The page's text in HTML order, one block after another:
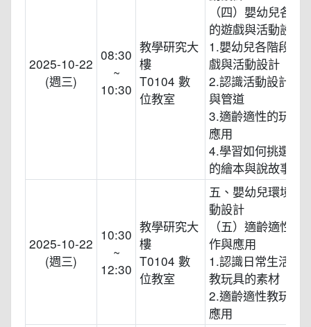
2025-10-22
(週三)
08:30
~
10:30
教學研究大
樓
T0104 數
位教室
（四）嬰幼兒各階
的遊戲與活動設計
1.嬰幼兒各階段發
戲與活動設計
2.認識活動設計參
與管道
3.適齡適性的玩具
應用
4.學習如何挑選適
的繪本與說故事技
2025-10-22
(週三)
10:30
~
12:30
教學研究大
樓
T0104 數
位教室
五、嬰幼兒環境規
動設計
（五）適齡適性教
作與應用
1.認識日常生活中
教玩具的素材
2.適齡適性教玩具
應用